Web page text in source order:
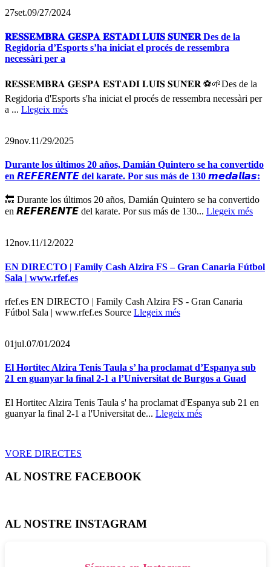
27set.09/27/2024
𝐑𝐄𝐒𝐒𝐄𝐌𝐁𝐑𝐀 𝐆𝐄𝐒𝐏𝐀 𝐄𝐒𝐓𝐀𝐃𝐈 𝐋𝐔𝐈́𝐒 𝐒𝐔𝐍̃𝐄𝐑 Des de la
Regidoria d’Esports s’ha iniciat el procés de ressembra
necessàri per a
𝐑𝐄𝐒𝐒𝐄𝐌𝐁𝐑𝐀 𝐆𝐄𝐒𝐏𝐀 𝐄𝐒𝐓𝐀𝐃𝐈 𝐋𝐔𝐈́𝐒 𝐒𝐔𝐍̃𝐄𝐑 ⚽️🌱Des de la
Regidoria d'Esports s'ha iniciat el procés de ressembra necessàri per
a ... Llegeix més
29nov.11/29/2025
Durante los últimos 20 años, Damián Quintero se ha convertido
en 𝙍𝙀𝙁𝙀𝙍𝙀𝙉𝙏𝙀 del karate. Por sus más de 130 𝙢𝙚𝙙𝙖𝙡𝙡𝙖𝙨:
🔙 Durante los últimos 20 años, Damián Quintero se ha convertido
en 𝙍𝙀𝙁𝙀𝙍𝙀𝙉𝙏𝙀 del karate. Por sus más de 130... Llegeix més
12nov.11/12/2022
EN DIRECTO | Family Cash Alzira FS – Gran Canaria Fútbol
Sala | www.rfef.es
rfef.es EN DIRECTO | Family Cash Alzira FS - Gran Canaria
Fútbol Sala | www.rfef.es Source Llegeix més
01jul.07/01/2024
El Hortitec Alzira Tenis Taula s’ ha proclamat d’Espanya sub
21 en guanyar la final 2-1 a l’Universitat de Burgos a Guad
El Hortitec Alzira Tenis Taula s' ha proclamat d'Espanya sub 21 en
guanyar la final 2-1 a l'Universitat de... Llegeix més
VORE DIRECTES
AL NOSTRE FACEBOOK
AL NOSTRE INSTAGRAM